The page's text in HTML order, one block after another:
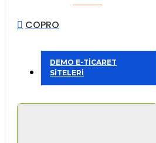
COPRO
DEMO E-TİCARET
SİTELERİ